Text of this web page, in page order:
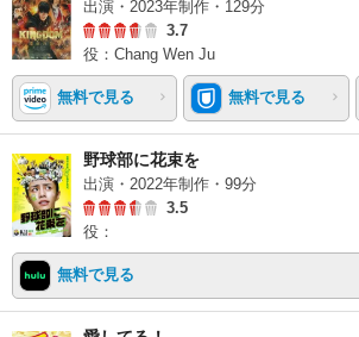
出演・2023年制作・129分
3.7
役：Chang Wen Ju
無料で見る 無料で見る
野球部に花束を
出演・2022年制作・99分
3.5
役：
無料で見る